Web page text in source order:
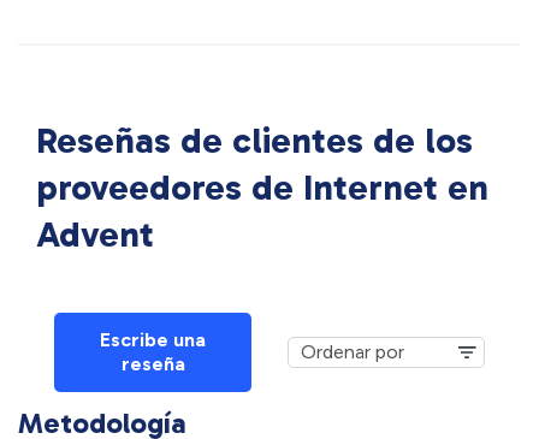
Reseñas de clientes de los
proveedores de Internet en
Advent
Escribe una
reseña
Metodología